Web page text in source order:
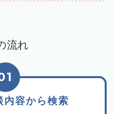
流れ
内容から検索